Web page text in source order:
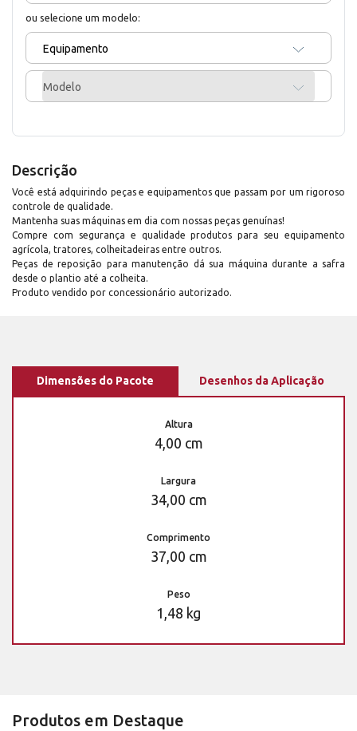
ou selecione um modelo:
Equipamento
Modelo
Descrição
Você está adquirindo peças e equipamentos que passam por um rigoroso
controle de qualidade.
Mantenha suas máquinas em dia com nossas peças genuínas!
Compre com segurança e qualidade produtos para seu equipamento
agrícola, tratores, colheitadeiras entre outros.
Peças de reposição para manutenção dá sua máquina durante a safra
desde o plantio até a colheita.
Produto vendido por concessionário autorizado.
Dimensões do Pacote Desenhos da Aplicação
Altura
4,00 cm
Largura
34,00 cm
Comprimento
37,00 cm
Peso
1,48 kg
Produtos em Destaque